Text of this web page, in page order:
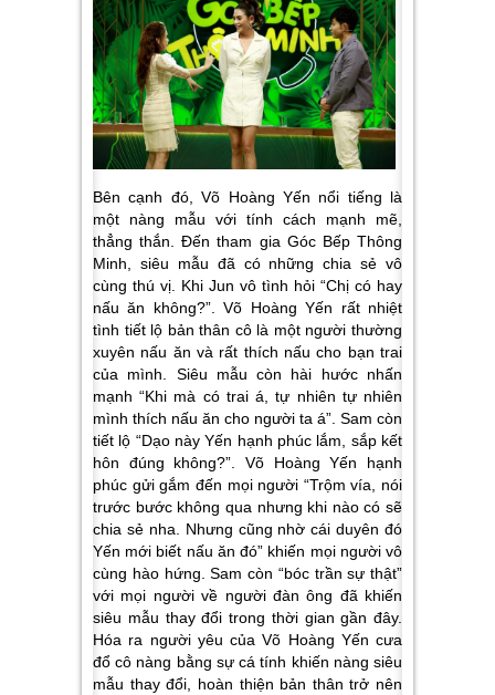
Bên cạnh đó, Võ Hoàng Yến nổi tiếng là
một nàng mẫu với tính cách mạnh mẽ,
thẳng thắn. Đến tham gia Góc Bếp Thông
Minh, siêu mẫu đã có những chia sẻ vô
cùng thú vị. Khi Jun vô tình hỏi “Chị có hay
nấu ăn không?”. Võ Hoàng Yến rất nhiệt
tình tiết lộ bản thân cô là một người thường
xuyên nấu ăn và rất thích nấu cho bạn trai
của mình. Siêu mẫu còn hài hước nhấn
mạnh “Khi mà có trai á, tự nhiên tự nhiên
mình thích nấu ăn cho người ta á”. Sam còn
tiết lộ “Dạo này Yến hạnh phúc lắm, sắp kết
hôn đúng không?”. Võ Hoàng Yến hạnh
phúc gửi gắm đến mọi người “Trộm vía, nói
trước bước không qua nhưng khi nào có sẽ
chia sẻ nha. Nhưng cũng nhờ cái duyên đó
Yến mới biết nấu ăn đó” khiến mọi người vô
cùng hào hứng. Sam còn “bóc trần sự thật”
với mọi người về người đàn ông đã khiến
siêu mẫu thay đổi trong thời gian gần đây.
Hóa ra người yêu của Võ Hoàng Yến cưa
đổ cô nàng bằng sự cá tính khiến nàng siêu
mẫu thay đổi, hoàn thiện bản thân trở nên